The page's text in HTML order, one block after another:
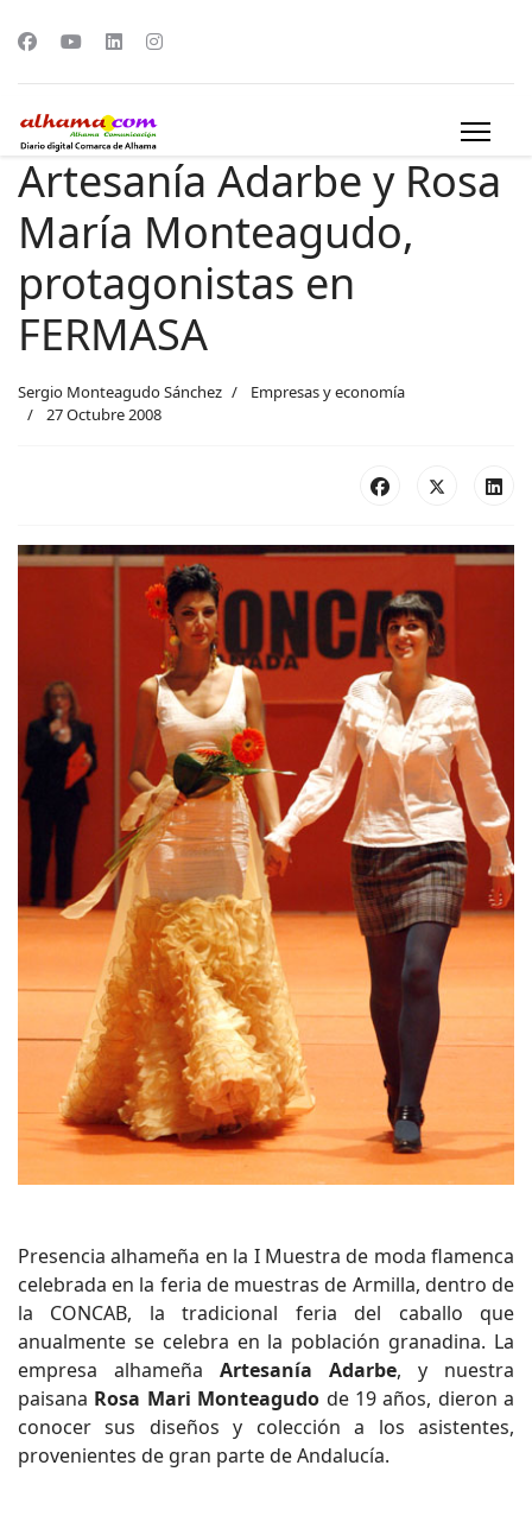
Artesanía Adarbe y Rosa
María Monteagudo,
protagonistas en
FERMASA
Sergio Monteagudo Sánchez
Empresas y economía
27 Octubre 2008
Presencia alhameña en la I Muestra de moda flamenca
celebrada en la feria de muestras de Armilla, dentro de
la CONCAB, la tradicional feria del caballo que
anualmente se celebra en la población granadina. La
empresa alhameña Artesanía Adarbe, y nuestra
paisana Rosa Mari Monteagudo de 19 años, dieron a
conocer sus diseños y colección a los asistentes,
provenientes de gran parte de Andalucía.